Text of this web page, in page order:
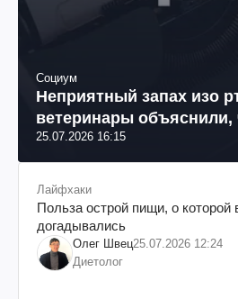
Социум
Неприятный запах изо
ветеринары объяснили,
25.07.2026 16:15
Лайфхаки
Польза острой пищи, о которой
догадывались
Олег Швец25.07.2026 12:24
Диетолог